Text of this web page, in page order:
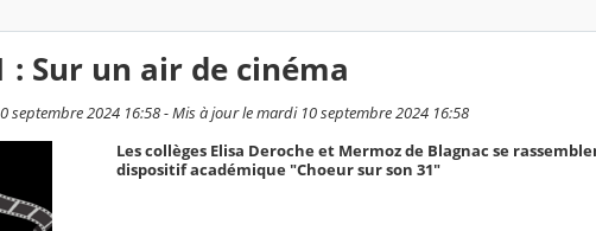
: Sur un air de cinéma
septembre 2024 16:58 - Mis à jour le mardi 10 septembre 2024 16:58
Les collèges Elisa Deroche et Mermoz de Blagnac se
dispositif académique "Choeur sur son 31"